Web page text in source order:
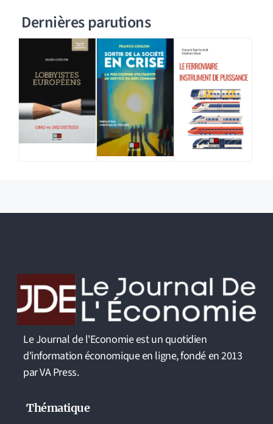
Dernières parutions
Le Journal de l'Economie est un quotidien
d'information économique en ligne, fondé en 2013
par VA Press.
Thématique